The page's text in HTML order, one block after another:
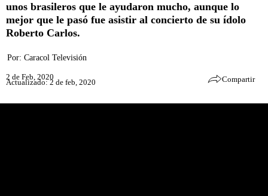
unos brasileros que le ayudaron mucho, aunque lo
mejor que le pasó fue asistir al concierto de su ídolo
Roberto Carlos.
Por: Caracol Televisión
2 de Feb, 2020
Actualizado: 2 de feb, 2020 Compartir